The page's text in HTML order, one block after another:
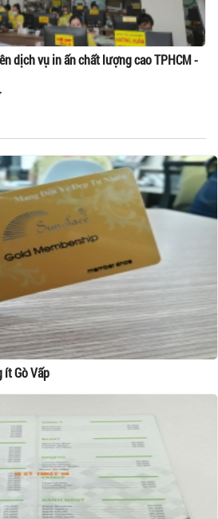
dịch vụ in ấn chất lượng cao TPHCM -
Gò Vấp